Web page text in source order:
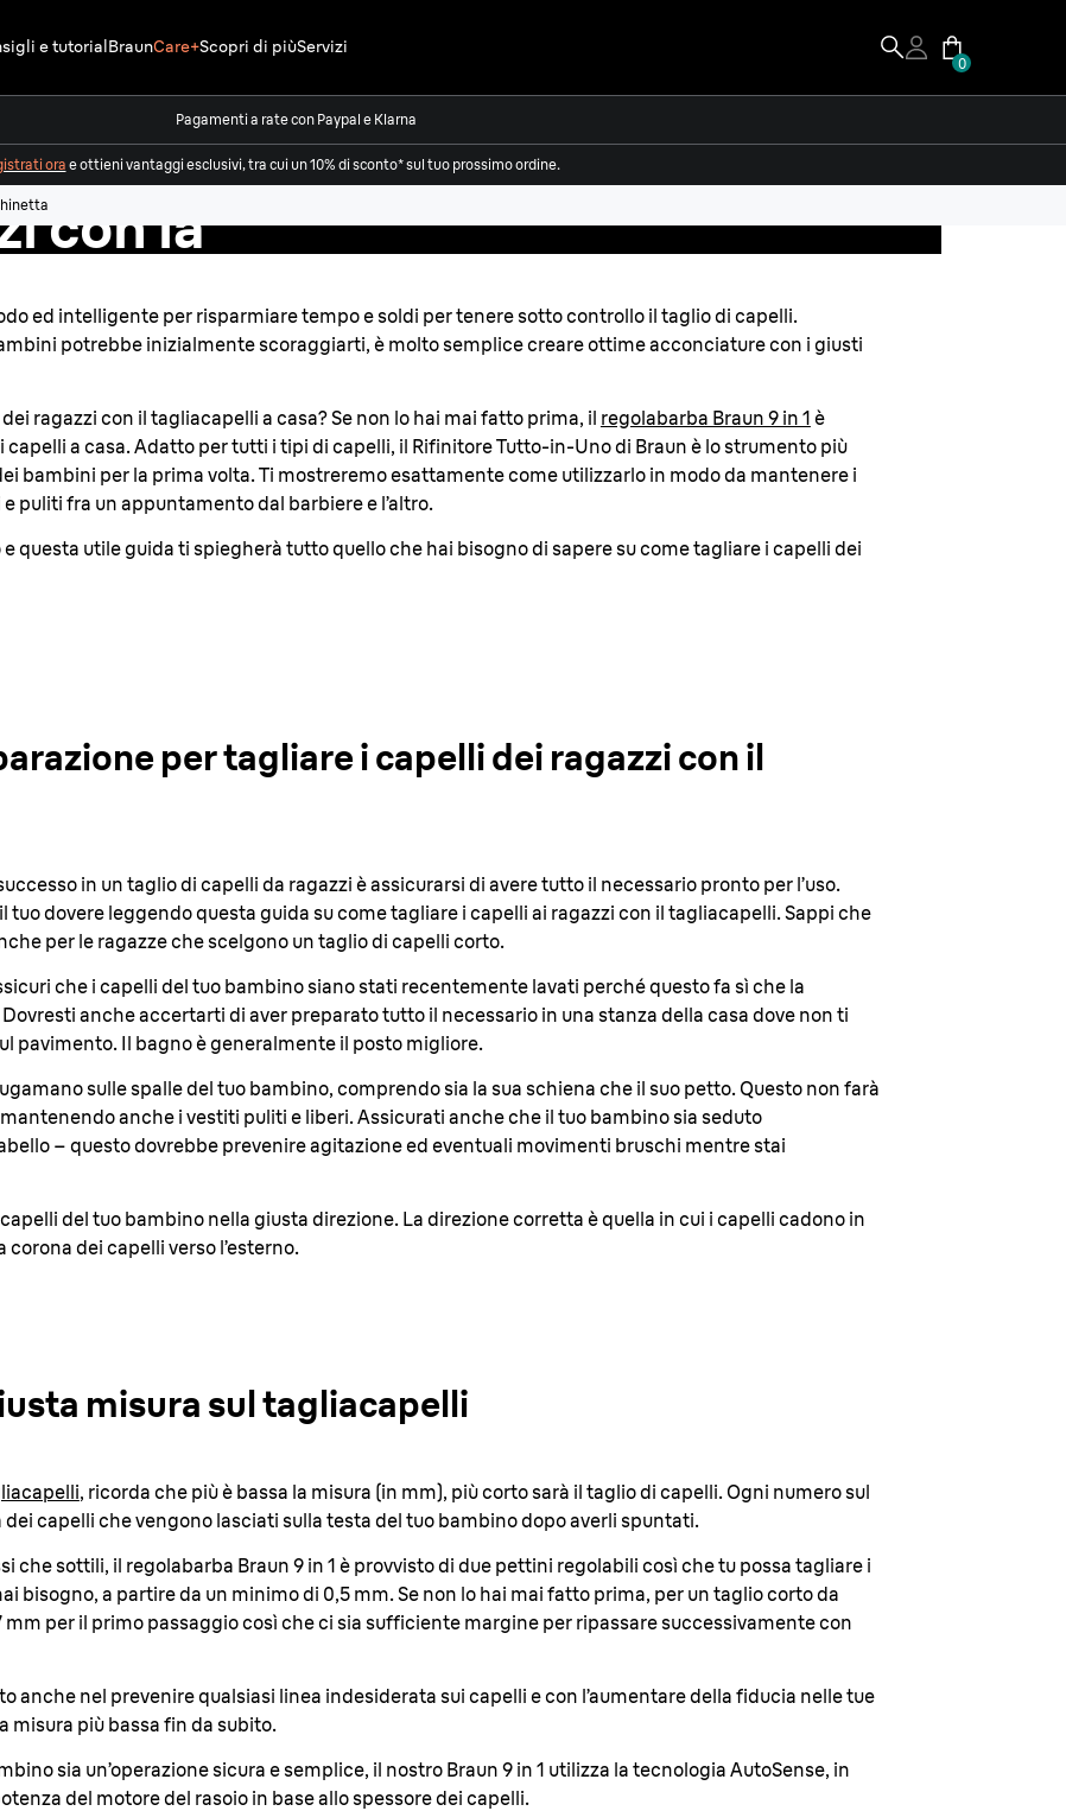
e tutorialBraunCare+Scopri di piùServizi
0
Pagamenti a rate con Paypal e Klarna
ora e ottieni vantaggi esclusivi, tra cui un 10% di sconto* sul tuo prossimo ordine.
i
con la
ed intelligente per risparmiare tempo e soldi per tenere sotto controllo il taglio di capelli.
potrebbe inizialmente scoraggiarti, è molto semplice creare ottime acconciature con i giusti
ragazzi con il tagliacapelli a casa? Se non lo hai mai fatto prima, il regolabarba Braun 9 in 1 è
a casa. Adatto per tutti i tipi di capelli, il Rifinitore Tutto-in-Uno di Braun è lo strumento più
bambini per la prima volta. Ti mostreremo esattamente come utilizzarlo in modo da mantenere i
puliti fra un appuntamento dal barbiere e l’altro.
questa utile guida ti spiegherà tutto quello che hai bisogno di sapere su come tagliare i capelli dei
per tagliare i capelli dei ragazzi con il
in un taglio di capelli da ragazzi è assicurarsi di avere tutto il necessario pronto per l’uso.
tuo dovere leggendo questa guida su come tagliare i capelli ai ragazzi con il tagliacapelli. Sappi che
per le ragazze che scelgono un taglio di capelli corto.
che i capelli del tuo bambino siano stati recentemente lavati perché questo fa sì che la
anche accertarti di aver preparato tutto il necessario in una stanza della casa dove non ti
pavimento. Il bagno è generalmente il posto migliore.
sulle spalle del tuo bambino, comprendo sia la sua schiena che il suo petto. Questo non farà
anche i vestiti puliti e liberi. Assicurati anche che il tuo bambino sia seduto
– questo dovrebbe prevenire agitazione ed eventuali movimenti bruschi mentre stai
del tuo bambino nella giusta direzione. La direzione corretta è quella in cui i capelli cadono in
dei capelli verso l’esterno.
misura sul tagliacapelli
, ricorda che più è bassa la misura (in mm), più corto sarà il taglio di capelli. Ogni numero sul
capelli che vengono lasciati sulla testa del tuo bambino dopo averli spuntati.
che sottili, il regolabarba Braun 9 in 1 è provvisto di due pettini regolabili così che tu possa tagliare i
bisogno, a partire da un minimo di 0,5 mm. Se non lo hai mai fatto prima, per un taglio corto da
mm per il primo passaggio così che ci sia sufficiente margine per ripassare successivamente con
anche nel prevenire qualsiasi linea indesiderata sui capelli e con l’aumentare della fiducia nelle tue
misura più bassa fin da subito.
sia un’operazione sicura e semplice, il nostro Braun 9 in 1 utilizza la tecnologia AutoSense, in
del motore del rasoio in base allo spessore dei capelli.